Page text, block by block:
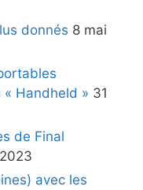
donnés 8 mai
« Handheld » 31
de Final
avec les